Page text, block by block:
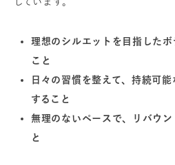
理想のシルエットを目指した
こと
日々の習慣を整えて、持続可
すること
無理のないペースで、リバウ
と